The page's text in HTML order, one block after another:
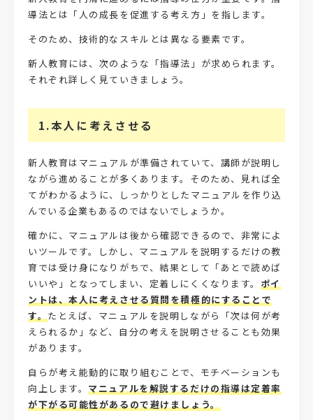
導法とは「人の成長を促進する考え方」を指します。
そのため、技術的なスキルとは異なる要素です。
新人教育には、次のような「指導法」が求められます。
それぞれ詳しく見ていきましょう。
1.本人に考えさせる
新人教育はマニュアルが準備されていて、講師が説明し
ながら進めることが多くあります。そのため、見れば全
てがわかるように、しっかりとしたマニュアルを作り込
んでいる企業もあるのではないでしょうか。
確かに、マニュアルは後から確認できるので、非常によ
いツールです。しかし、マニュアルを説明するだけの教
育では受け身になりがちで、結果として「あとで読めば
いいや」となってしまい、定着しにくくなります。 ポイ
ントは、本人に考えさせる質問を積極的にすることで
す。 たとえば、マニュアルを説明しながら「次は何が考
えられるか」など、自分の考えを説明させることも効果
があります。
自らが考え能動的に取り組むことで、モチベーションも
向上します。 マニュアルを解説するだけの指導は定着率
が下がる可能性があるので避けましょう。